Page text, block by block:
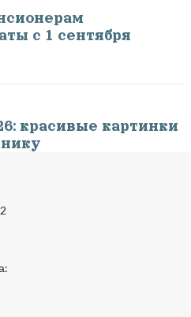
с 1 сентября
красивые картинки